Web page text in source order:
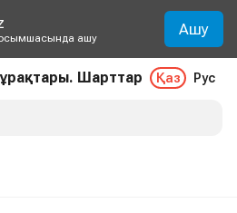
ашу Ашу
Шарттар Қаз Рус